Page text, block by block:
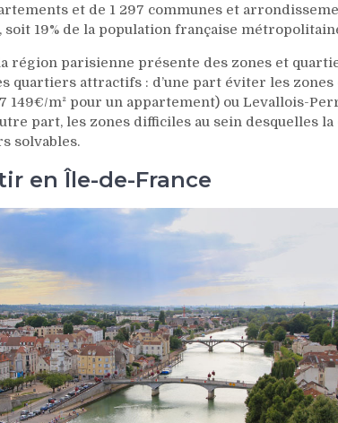
et de 1 297 communes et
soit 19% de la population française
région parisienne présente des zones et
quartiers attractifs : d’une part éviter les
149€/m² pour un appartement) ou Levallois-
part, les zones difficiles au sein desquelles la
solvables.
en Île-de-France